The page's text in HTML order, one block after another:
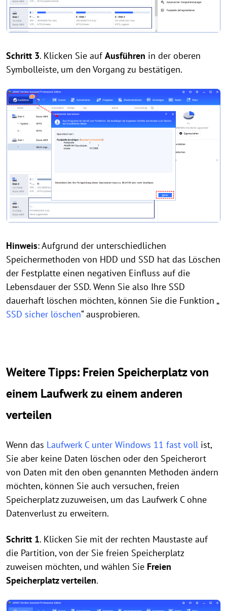
Schritt 3. Klicken Sie aufAusführen in der oberen
Symbolleiste, um den Vorgang zu bestätigen.
Hinweis: Aufgrund der unterschiedlichen
Speichermethoden von HDD und SSD hat das Löschen
der Festplatte einen negativen Einfluss auf die
Lebensdauer der SSD. Wenn Sie also Ihre SSD
dauerhaft löschen möchten, können Sie die Funktion „
SSD sicher löschen“ ausprobieren.
Weitere Tipps: Freien Speicherplatz von
einem Laufwerk zu einem anderen
verteilen
Wenn das Laufwerk C unter Windows 11 fast voll ist,
Sie aber keine Daten löschen oder den Speicherort
von Daten mit den oben genannten Methoden ändern
möchten, können Sie auch versuchen, freien
Speicherplatz zuzuweisen, um das Laufwerk C ohne
Datenverlust zu erweitern.
Schritt 1. Klicken Sie mit der rechten Maustaste auf
die Partition, von der Sie freien Speicherplatz
zuweisen möchten, und wählen Sie Freien
Speicherplatz verteilen.